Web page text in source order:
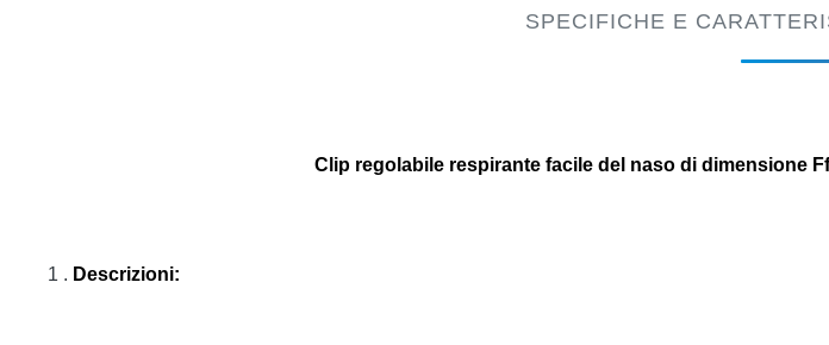
SPECIFICHE E
Clip regolabile respirante facile del naso di dimensione
1 . Descrizioni: